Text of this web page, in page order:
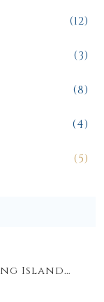
(12)
(3)
(8)
(4)
(5)
Island
杯看起來像